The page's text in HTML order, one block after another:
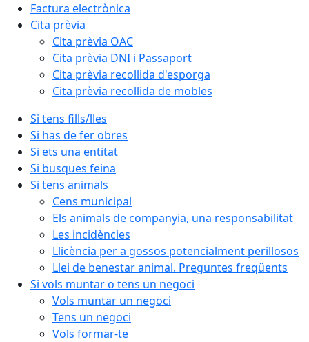
Factura electrònica
Cita prèvia
Cita prèvia OAC
Cita prèvia DNI i Passaport
Cita prèvia recollida d'esporga
Cita prèvia recollida de mobles
Si tens fills/lles
Si has de fer obres
Si ets una entitat
Si busques feina
Si tens animals
Cens municipal
Els animals de companyia, una responsabilitat
Les incidències
Llicència per a gossos potencialment perillosos
Llei de benestar animal. Preguntes freqüents
Si vols muntar o tens un negoci
Vols muntar un negoci
Tens un negoci
Vols formar-te